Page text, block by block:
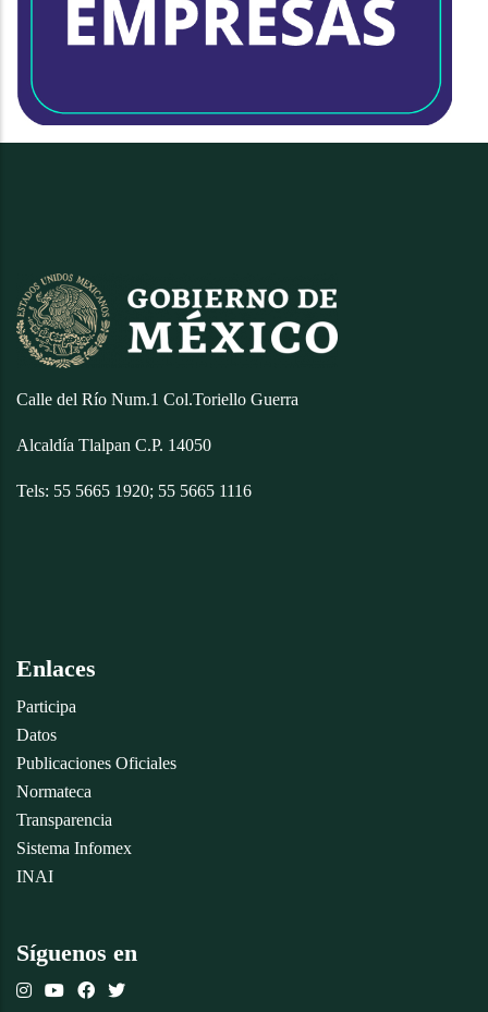
Calle del Río Num.1 Col.Toriello Guerra
Alcaldía Tlalpan C.P. 14050
Tels: 55 5665 1920; 55 5665 1116
Enlaces
Participa
Datos
Publicaciones Oficiales
Normateca
Transparencia
Sistema Infomex
INAI
Síguenos en